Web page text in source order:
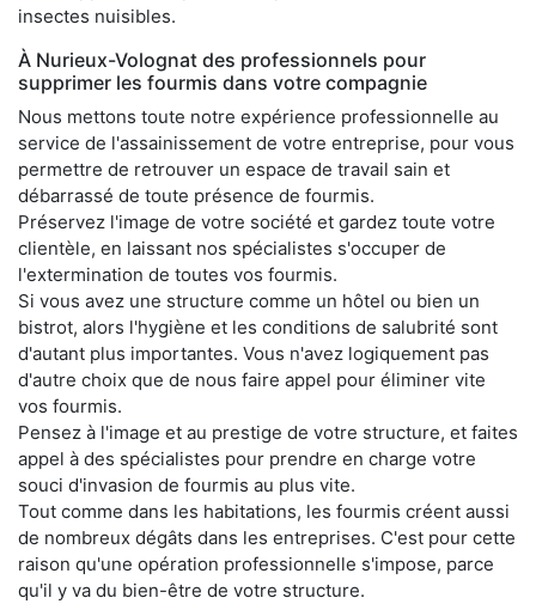
insectes nuisibles.
À Nurieux-Volognat des professionnels pour
supprimer les fourmis dans votre compagnie
Nous mettons toute notre expérience professionnelle au
service de l'assainissement de votre entreprise, pour vous
permettre de retrouver un espace de travail sain et
débarrassé de toute présence de fourmis.
Préservez l'image de votre société et gardez toute votre
clientèle, en laissant nos spécialistes s'occuper de
l'extermination de toutes vos fourmis.
Si vous avez une structure comme un hôtel ou bien un
bistrot, alors l'hygiène et les conditions de salubrité sont
d'autant plus importantes. Vous n'avez logiquement pas
d'autre choix que de nous faire appel pour éliminer vite
vos fourmis.
Pensez à l'image et au prestige de votre structure, et faites
appel à des spécialistes pour prendre en charge votre
souci d'invasion de fourmis au plus vite.
Tout comme dans les habitations, les fourmis créent aussi
de nombreux dégâts dans les entreprises. C'est pour cette
raison qu'une opération professionnelle s'impose, parce
qu'il y va du bien-être de votre structure.